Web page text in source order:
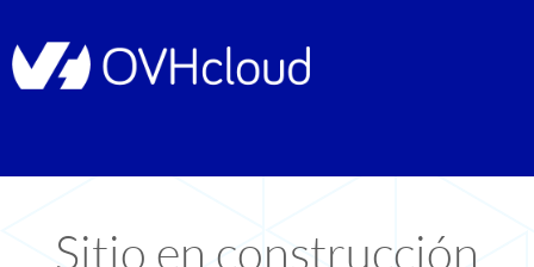
Sitio en construcción